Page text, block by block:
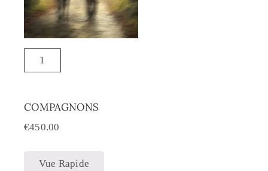
COMPAGNONS
€450.00
Vue Rapide